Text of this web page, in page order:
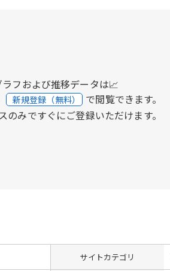
ラフおよび推移データは📈
新規登録（無料） で閲覧できます。
のみですぐにご登録いただけます。
サイトカテゴリ